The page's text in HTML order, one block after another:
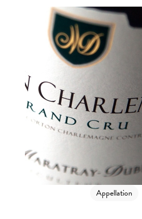
Appellation